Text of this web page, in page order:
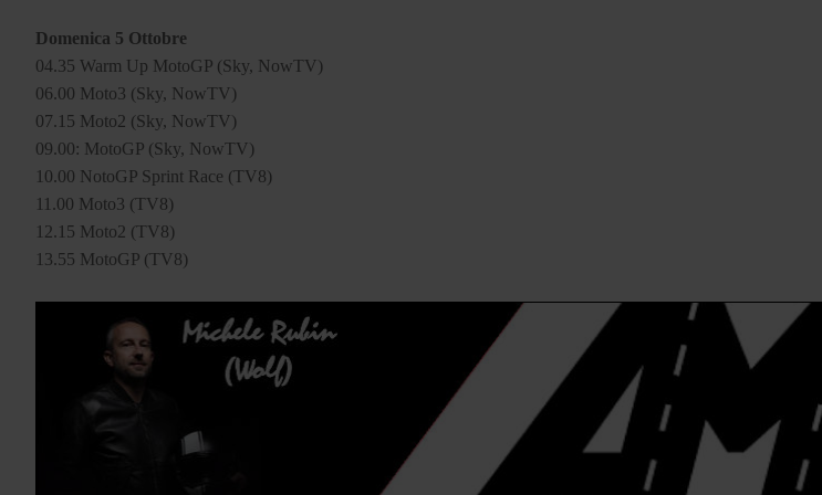
Domenica 5 Ottobre
04.35 Warm Up MotoGP (Sky, NowTV)
06.00 Moto3 (Sky, NowTV)
07.15 Moto2 (Sky, NowTV)
09.00: MotoGP (Sky, NowTV)
10.00 NotoGP Sprint Race (TV8)
11.00 Moto3 (TV8)
12.15 Moto2 (TV8)
13.55 MotoGP (TV8)